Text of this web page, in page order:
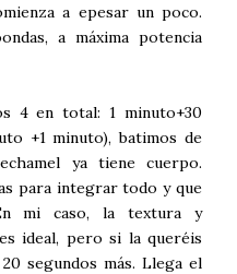
a epesar un poco.
a máxima potencia
4 en total: 1 minuto+30
+1 minuto), batimos de
ya tiene cuerpo.
para integrar todo y que
mi caso, la textura y
ideal, pero si la queréis
segundos más. Llega el